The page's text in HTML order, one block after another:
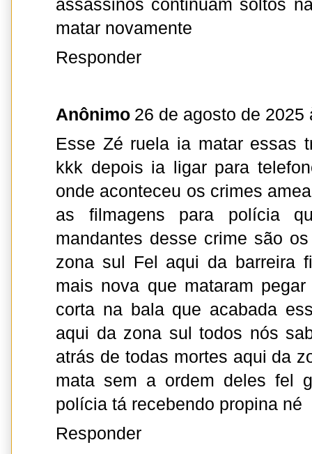
assassinos continuam soltos
matar novamente
Responder
Anônimo 26 de agosto de 2025
Esse Zé ruela ia matar essas
kkk depois ia ligar para
onde aconteceu os crimes
as filmagens para polícia
mandantes desse crime são
zona sul Fel aqui da barreira
mais nova que mataram
corta na bala que acabada
aqui da zona sul todos nós
atrás de todas mortes aqui da
mata sem a ordem deles fel
polícia tá recebendo propina né
Responder